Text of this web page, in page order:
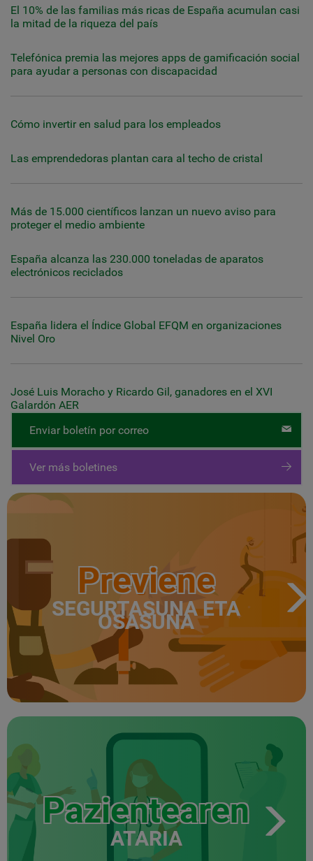
El 10% de las familias más ricas de España acumulan casi
la mitad de la riqueza del país
Telefónica premia las mejores apps de gamificación social
para ayudar a personas con discapacidad
Cómo invertir en salud para los empleados
Las emprendedoras plantan cara al techo de cristal
Más de 15.000 científicos lanzan un nuevo aviso para
proteger el medio ambiente
España alcanza las 230.000 toneladas de aparatos
electrónicos reciclados
España lidera el Índice Global EFQM en organizaciones
Nivel Oro
José Luis Moracho y Ricardo Gil, ganadores en el XVI
Galardón AER
Enviar boletín por correo
Ver más boletines
Previene
SEGURTASUNA ETA
OSASUNA
Pazientearen
ATARIA